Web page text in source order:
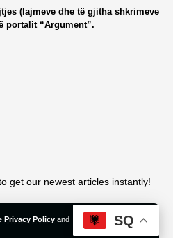
Privacy Policy and
Accept
portalit “Argument”.
get our newest articles instantly!
SQ